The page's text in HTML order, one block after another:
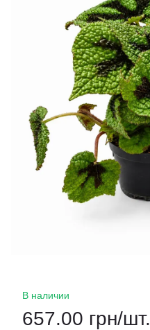
В наличии
657.00 грн/шт.